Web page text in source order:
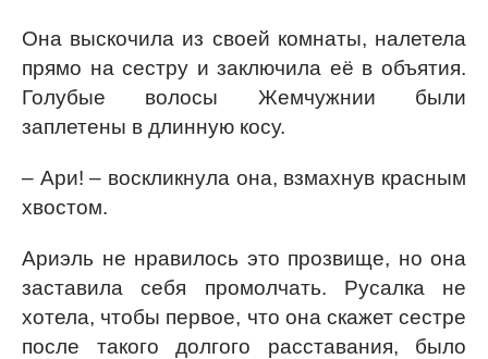
Она выскочила из своей комнаты, налетела
прямо на сестру и заключила её в объятия.
Голубые волосы Жемчужнии были
заплетены в длинную косу.
– Ари! – воскликнула она, взмахнув красным
хвостом.
Ариэль не нравилось это прозвище, но она
заставила себя промолчать. Русалка не
хотела, чтобы первое, что она скажет сестре
после такого долгого расставания, было